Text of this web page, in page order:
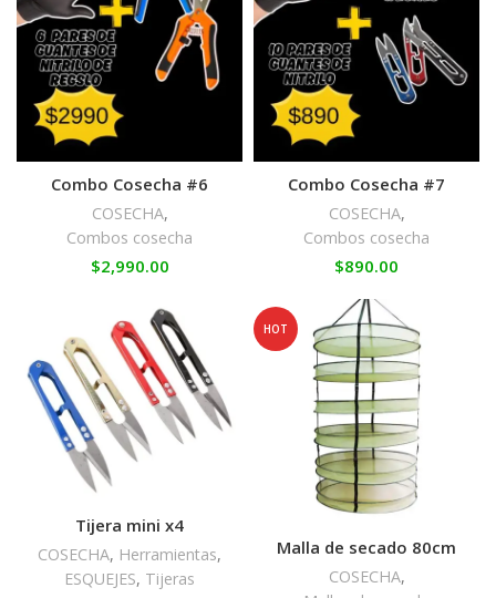
Combo Cosecha #6
COSECHA,
Combos cosecha
$2,990.00
Combo Cosecha #7
COSECHA,
Combos cosecha
$890.00
Tijera mini x4
COSECHA, Herramientas,
ESQUEJES, Tijeras
HOT
Malla de secado 80cm
COSECHA,